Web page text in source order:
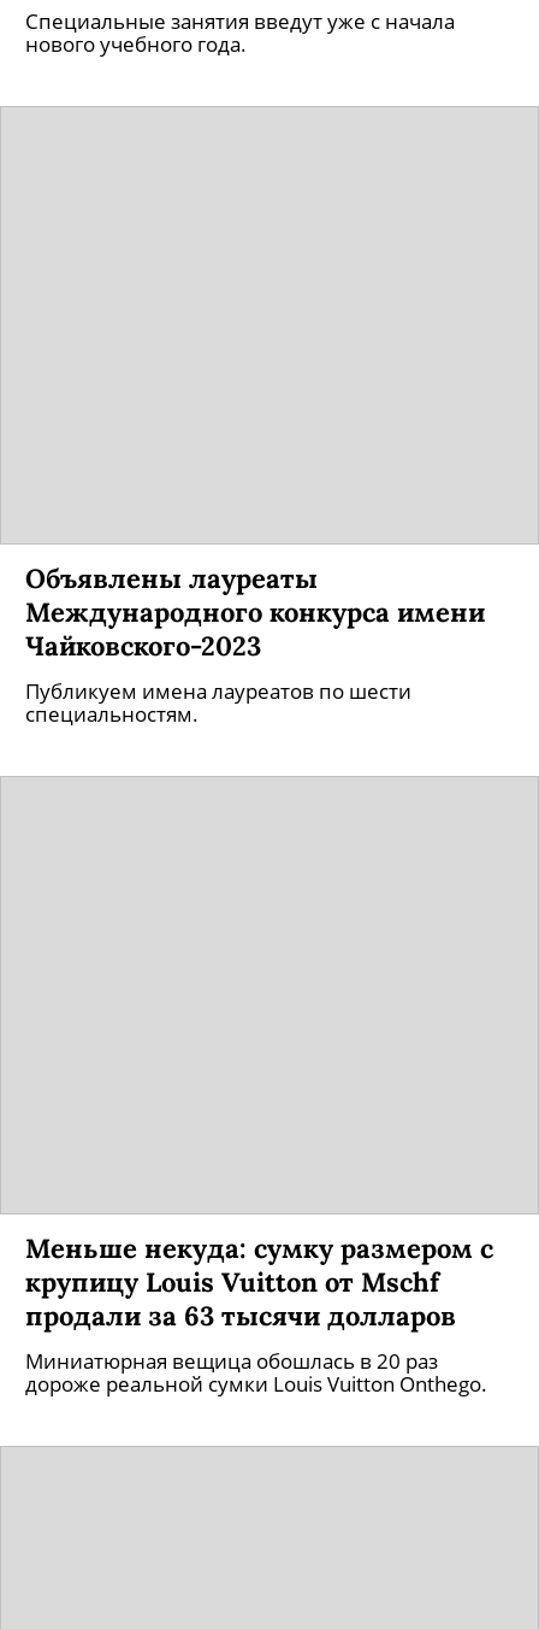
Специальные занятия введут уже с начала
нового учебного года.
Объявлены лауреаты
Международного конкурса имени
Чайковского-2023
Публикуем имена лауреатов по шести
специальностям.
Меньше некуда: сумку размером с
крупицу Louis Vuitton от Mschf
продали за 63 тысячи долларов
Миниатюрная вещица обошлась в 20 раз
дороже реальной сумки Louis Vuitton Onthego.